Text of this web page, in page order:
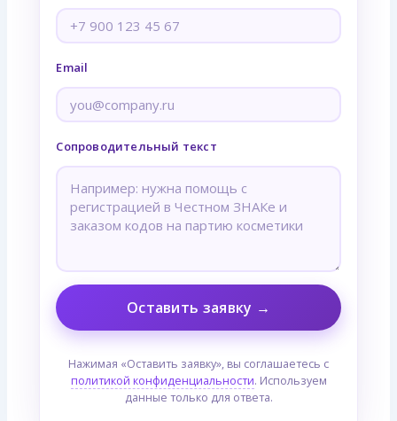
Email
Сопроводительный текст
Оставить заявку →
Нажимая «Оставить заявку», вы соглашаетесь с
политикой конфиденциальности. Используем
данные только для ответа.